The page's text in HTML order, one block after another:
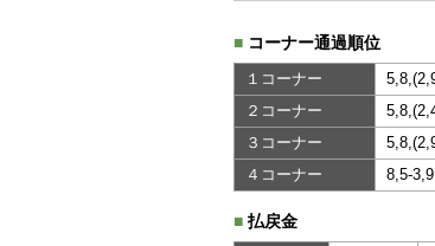
■ コーナー通過順位
１コーナー
２コーナー
３コーナー
４コーナー
8,5-
■ 払戻金